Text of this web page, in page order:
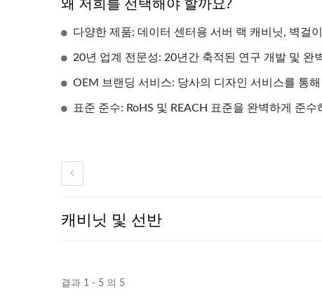
다양한 제품: 데이터 센터용 서버 랙 캐비닛, 벽걸
20년 업계 전문성: 20년간 축적된 연구 개발 및 완
OEM 브랜딩 서비스: 당사의 디자인 서비스를 통
표준 준수: RoHS 및 REACH 표준을 완벽하게 준
캐비닛 및 선반
결과 1 - 5 의 5